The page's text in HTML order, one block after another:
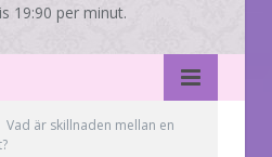
19:90 per minut.
Vad är skillnaden mellan en